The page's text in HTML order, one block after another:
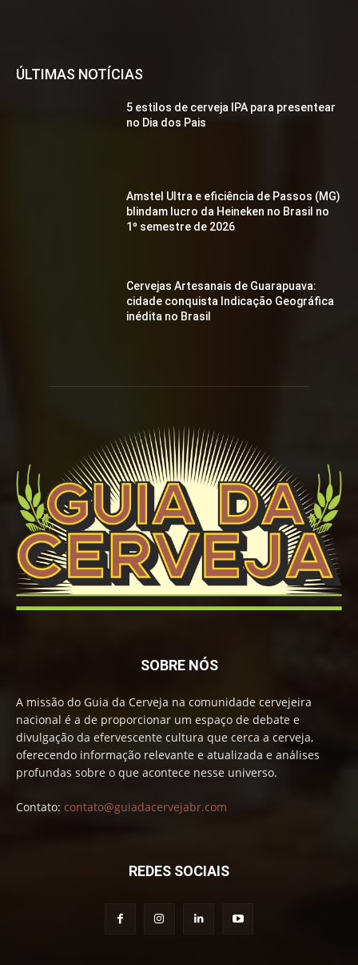
ÚLTIMAS NOTÍCIAS
5 estilos de cerveja IPA para presentear
no Dia dos Pais
Amstel Ultra e eficiência de Passos (MG)
blindam lucro da Heineken no Brasil no
1º semestre de 2026
Cervejas Artesanais de Guarapuava:
cidade conquista Indicação Geográfica
inédita no Brasil
SOBRE NÓS
A missão do Guia da Cerveja na comunidade cervejeira
nacional é a de proporcionar um espaço de debate e
divulgação da efervescente cultura que cerca a cerveja,
oferecendo informação relevante e atualizada e análises
profundas sobre o que acontece nesse universo.
Contato: contato@guiadacervejabr.com
REDES SOCIAIS